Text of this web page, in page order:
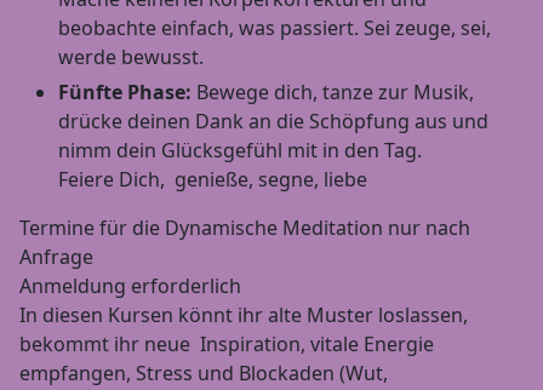
beobachte einfach, was passiert. Sei zeuge, sei,
werde bewusst.
Fünfte Phase: Bewege dich, tanze zur Musik,
drücke deinen Dank an die Schöpfung aus und
nimm dein Glücksgefühl mit in den Tag.
Feiere Dich, genieße, segne, liebe
Termine für die Dynamische Meditation nur nach
Anfrage
Anmeldung erforderlich
In diesen Kursen könnt ihr alte Muster loslassen,
bekommt ihr neue Inspiration, vitale Energie
empfangen, Stress und Blockaden (Wut,